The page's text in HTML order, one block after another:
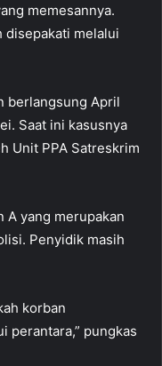
memesannya.
disepakati melalui
berlangsung April
Saat ini kasusnya
Unit PPA Satreskrim
A yang merupakan
Penyidik masih
korban
perantara,” pungkas